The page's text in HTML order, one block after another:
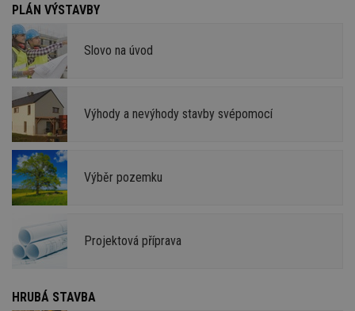
PLÁN VÝSTAVBY
Slovo na úvod
Výhody a nevýhody stavby svépomocí
Výběr pozemku
Projektová příprava
HRUBÁ STAVBA